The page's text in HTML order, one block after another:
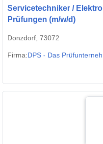
Servicetechniker /
Prüfungen (m/w/d)
Donzdorf, 73072
Firma:DPS - Das